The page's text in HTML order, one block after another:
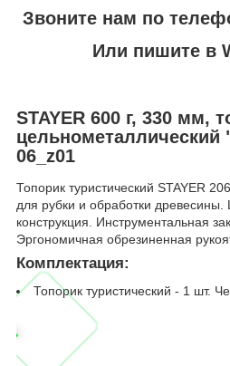
Звоните нам по
Или пишите в
STAYER 600 г, 330 мм,
цельнометаллический
06_z01
Топорик туристический STAYER
для рубки и обработки древесины.
конструкция. Инструментальная
Эргономичная обрезиненная
Комплектация:
Топорик туристический - 1 шт.